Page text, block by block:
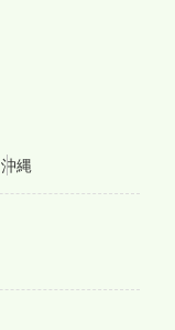
沖縄